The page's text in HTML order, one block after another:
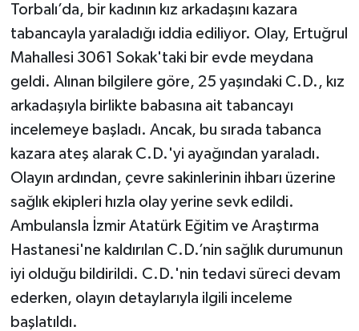
Torbalı’da, bir kadının kız arkadaşını kazara
tabancayla yaraladığı iddia ediliyor. Olay, Ertuğrul
Mahallesi 3061 Sokak'taki bir evde meydana
geldi. Alınan bilgilere göre, 25 yaşındaki C.D., kız
arkadaşıyla birlikte babasına ait tabancayı
incelemeye başladı. Ancak, bu sırada tabanca
kazara ateş alarak C.D.'yi ayağından yaraladı.
Olayın ardından, çevre sakinlerinin ihbarı üzerine
sağlık ekipleri hızla olay yerine sevk edildi.
Ambulansla İzmir Atatürk Eğitim ve Araştırma
Hastanesi'ne kaldırılan C.D.’nin sağlık durumunun
iyi olduğu bildirildi. C.D.'nin tedavi süreci devam
ederken, olayın detaylarıyla ilgili inceleme
başlatıldı.